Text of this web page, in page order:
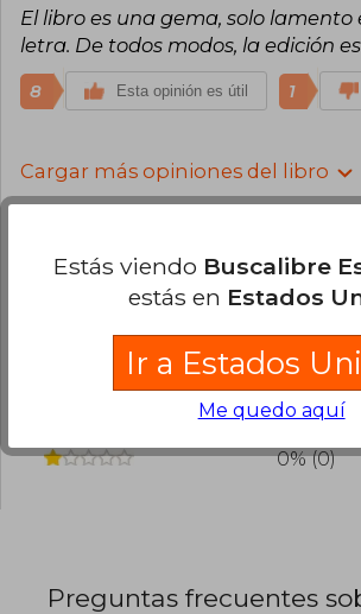
El libro es una gema, solo
letra. De todos modos, la edición
8 Esta opinión es útil 1
Cargar más opiniones del libro
93% (118)
0% (0)
0% (0)
Preguntas frecuentes
Estás viendo Buscalibre
estás en Estados
Ir a Estados
Me quedo aquí